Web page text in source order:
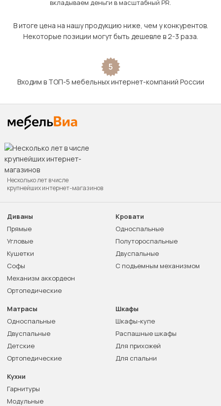
вкладываем деньги в масштабный PR.
В итоге цена на нашу продукцию ниже, чем у конкурентов.
Некоторые позиции могут быть дешевле в 2-3 раза.
5
Входим в ТОП-5 мебельных интернет-компаний России
Несколько лет в числе
крупнейших интернет-магазинов
Диваны
Прямые
Угловые
Кушетки
Софы
Механизм аккордеон
Ортопедические
Кровати
Односпальные
Полутороспальные
Двуспальные
С подъемным механизмом
Матрасы
Односпальные
Двуспальные
Детские
Ортопедические
Шкафы
Шкафы-купе
Распашные шкафы
Для прихожей
Для спальни
Кухни
Гарнитуры
Модульные